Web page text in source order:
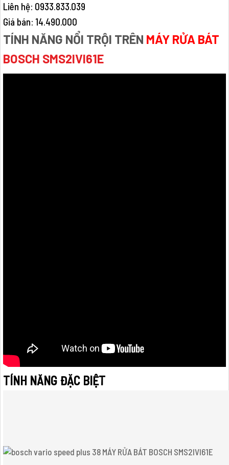
Liên hệ: 0933.833.039
Giá bán: 14.490.000
TÍNH NĂNG NỔI TRỘI TRÊN MÁY RỬA BÁT
BOSCH SMS2IVI61E
TÍNH NĂNG ĐẶC BIỆT